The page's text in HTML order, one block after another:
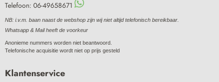
Telefoon: 06-49658671
NB: i.v.m. baan naast de webshop zijn wij niet altijd telefonisch bereikbaar.
Whatsapp & Mail heeft de voorkeur
Anonieme nummers worden niet beantwoord.
Telefonische acquisitie wordt niet op prijs gesteld
Klantenservice